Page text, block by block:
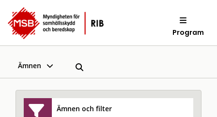
Program
Ämnen
Ämnen och filter